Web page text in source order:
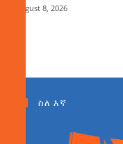
August 8, 2026
ስለ እኛ